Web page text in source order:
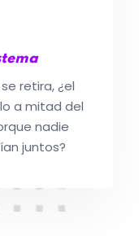
retira, ¿el
a mitad del
nadie
juntos?